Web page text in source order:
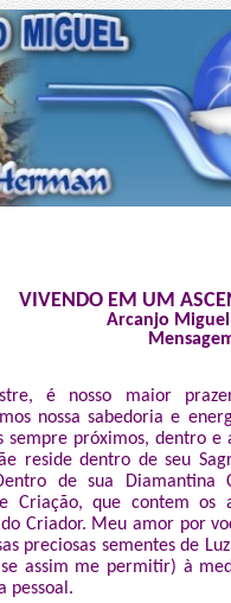
VIVENDO EM UM
Arcanjo
é nosso maior
nossa sabedoria e
sempre próximos, dentro
reside dentro de seu
de sua Diamantina
Criação, que contem os
Criador. Meu amor por
preciosas sementes de
assim me permitir) à
pessoal.